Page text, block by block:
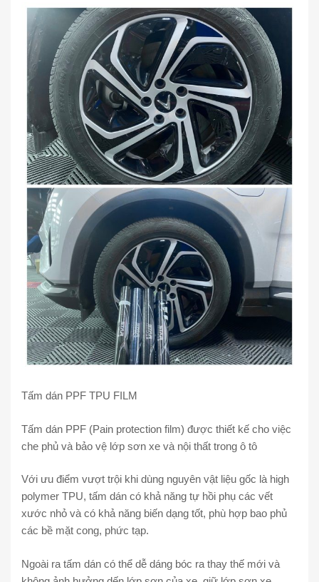
Tấm dán PPF TPU FILM
Tấm dán PPF (Pain protection film) được thiết kế cho việc
che phủ và bảo vệ lớp sơn xe và nội thất trong ô tô
Với ưu điểm vượt trội khi dùng nguyên vật liệu gốc là high
polymer TPU, tấm dán có khả năng tự hồi phụ các vết
xước nhỏ và có khả năng biến dạng tốt, phù hợp bao phủ
các bề mặt cong, phức tạp.
Ngoài ra tấm dán có thể dễ dáng bóc ra thay thế mới và